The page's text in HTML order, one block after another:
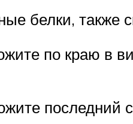
белки, также
по краю в
последний